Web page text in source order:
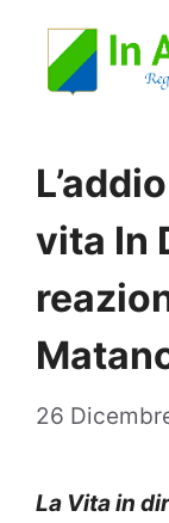
vita In
26
La Vita in